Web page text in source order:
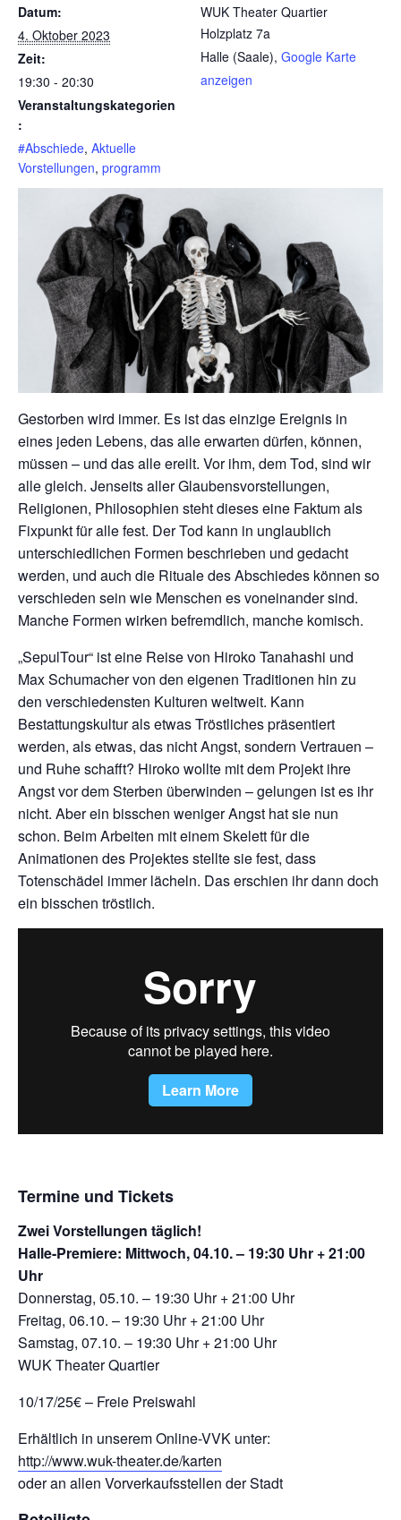
Datum:
4. Oktober 2023
Zeit:
19:30 - 20:30
Veranstaltungskategorien
:
#Abschiede, Aktuelle
Vorstellungen, programm
WUK Theater Quartier
Holzplatz 7a
Halle (Saale), Google Karte
anzeigen
Gestorben wird immer. Es ist das einzige Ereignis in
eines jeden Lebens, das alle erwarten dürfen, können,
müssen – und das alle ereilt. Vor ihm, dem Tod, sind wir
alle gleich. Jenseits aller Glaubensvorstellungen,
Religionen, Philosophien steht dieses eine Faktum als
Fixpunkt für alle fest. Der Tod kann in unglaublich
unterschiedlichen Formen beschrieben und gedacht
werden, und auch die Rituale des Abschiedes können so
verschieden sein wie Menschen es voneinander sind.
Manche Formen wirken befremdlich, manche komisch.
„SepulTour“ ist eine Reise von Hiroko Tanahashi und
Max Schumacher von den eigenen Traditionen hin zu
den verschiedensten Kulturen weltweit. Kann
Bestattungskultur als etwas Tröstliches präsentiert
werden, als etwas, das nicht Angst, sondern Vertrauen –
und Ruhe schafft? Hiroko wollte mit dem Projekt ihre
Angst vor dem Sterben überwinden – gelungen ist es ihr
nicht. Aber ein bisschen weniger Angst hat sie nun
schon. Beim Arbeiten mit einem Skelett für die
Animationen des Projektes stellte sie fest, dass
Totenschädel immer lächeln. Das erschien ihr dann doch
ein bisschen tröstlich.
Termine und Tickets
Zwei Vorstellungen täglich!
Halle-Premiere: Mittwoch, 04.10. – 19:30 Uhr + 21:00
Uhr
Donnerstag, 05.10. – 19:30 Uhr + 21:00 Uhr
Freitag, 06.10. – 19:30 Uhr + 21:00 Uhr
Samstag, 07.10. – 19:30 Uhr + 21:00 Uhr
WUK Theater Quartier
10/17/25€ – Freie Preiswahl
Erhältlich in unserem Online-VVK unter:
http://www.wuk-theater.de/karten
oder an allen Vorverkaufsstellen der Stadt